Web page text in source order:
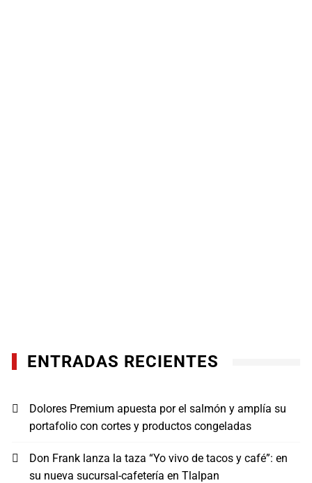
ENTRADAS RECIENTES
Dolores Premium apuesta por el salmón y amplía su
portafolio con cortes y productos congeladas
Don Frank lanza la taza “Yo vivo de tacos y café”: en
su nueva sucursal-cafetería en Tlalpan